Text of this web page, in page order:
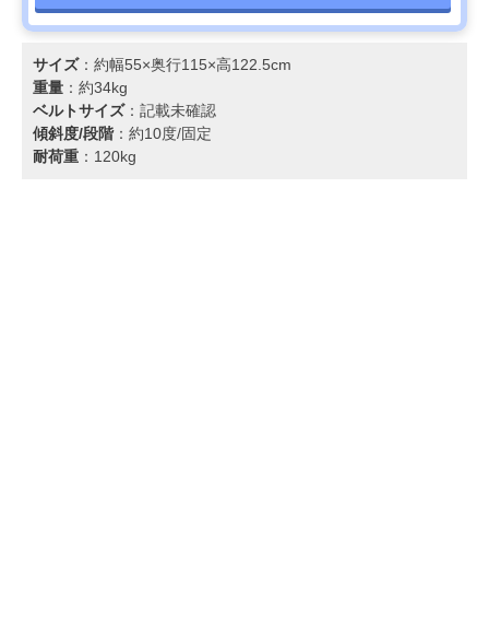
サイズ：約幅55×奥行115×高122.5cm
重量 ：約34kg
ベルトサイズ：記載未確認
傾斜度/段階：約10度/固定
耐荷重 ：120kg